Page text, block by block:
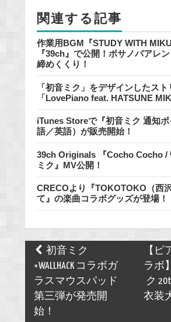
k
関連する記事
作業用BGM『STUDY WITH
『39ch』で公開！ボサノバアレ
締めくくり！
「初音ミク」をデザインしたス
「LovePiano feat. HATSUNE
iTunes Storeで『初音ミク 通知
語／英語）が販売開始！
39ch Originals 『Cocho Cocho /
ミク』MV公開！
CRECOより『TOKOTOKO（西
て』の楽曲コラボグッズが登場！
Post
navigation
初音ミク
×WALLHACK コラボガ
ラスマウスパッド
第三弾が発売開
始！
【ピ
ラボ
ク
衣装